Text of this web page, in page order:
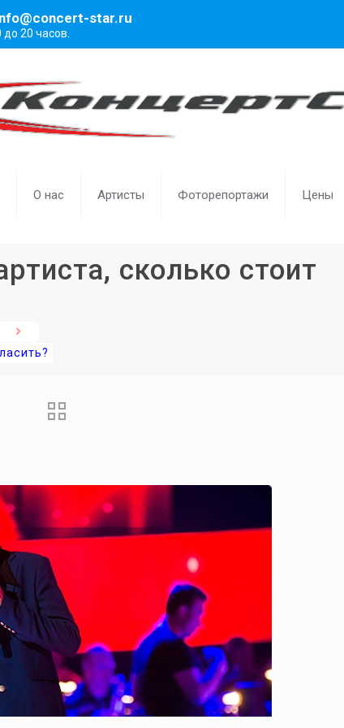
star.ru
до 20 часов.
О нас Артисты Фоторепортажи Цены
сколько стоит